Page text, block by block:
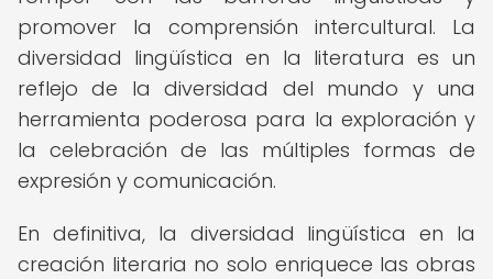
promover la comprensión intercultural. La
diversidad lingüística en la literatura es un
reflejo de la diversidad del mundo y una
herramienta poderosa para la exploración y
la celebración de las múltiples formas de
expresión y comunicación.
En definitiva, la diversidad lingüística en la
creación literaria no solo enriquece las obras